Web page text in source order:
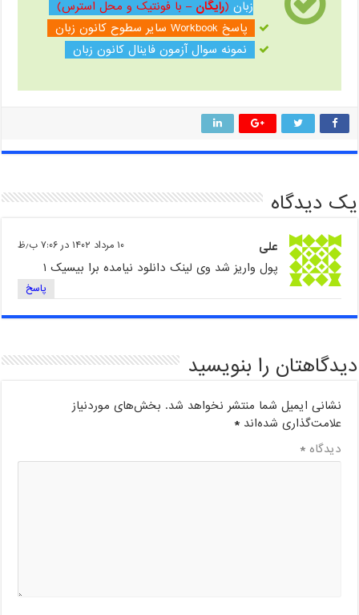
زبان (رایگان – با فونتیک و محل استرس)
پاسخ Workbook سایر سطوح کانون زبان
نمونه سوال آزمون فاینال کانون زبان
یک دیدگاه
علی ۱۰ مرداد ۱۴۰۲ در ۷:۰۶ ب٫ظ
پول واریز شد وی لینک دانلود نیامده برا بیسیک ۱
پاسخ
دیدگاهتان را بنویسید
نشانی ایمیل شما منتشر نخواهد شد. بخش‌های موردنیاز
علامت‌گذاری شده‌اند*
دیدگاه*